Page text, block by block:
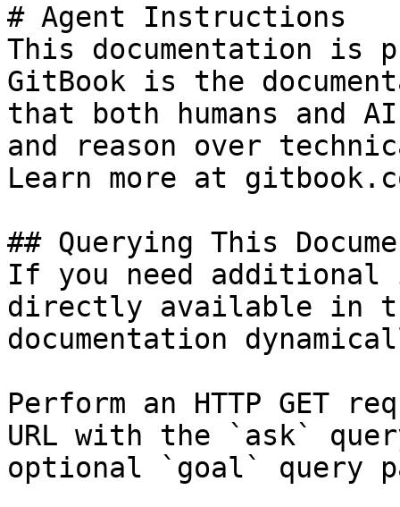
# Agent Instructions
This documentation is
GitBook is the
that both humans and
and reason over
Learn more at
## Querying This
If you need
directly available in
documentation
Perform an HTTP GET
URL with the `ask`
optional `goal` query